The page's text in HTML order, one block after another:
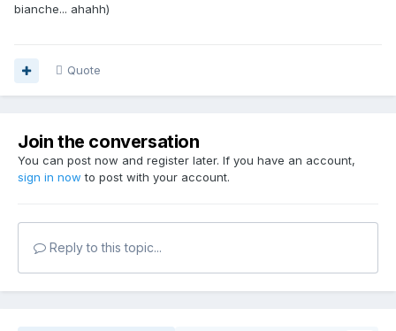
bianche... ahahh)
Quote
Join the conversation
You can post now and register later. If you have an account,
sign in now to post with your account.
Reply to this topic...